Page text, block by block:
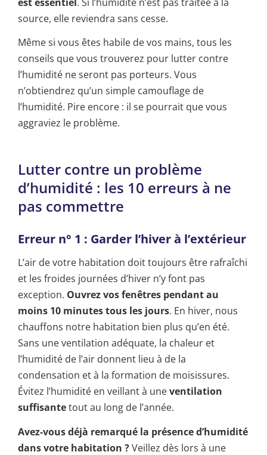
source, elle reviendra sans cesse.
Même si vous êtes habile de vos mains, tous les
conseils que vous trouverez pour lutter contre
l’humidité ne seront pas porteurs. Vous
n’obtiendrez qu’un simple camouflage de
l’humidité. Pire encore : il se pourrait que vous
aggraviez le problème.
Lutter contre un problème
d’humidité : les 10 erreurs à ne
pas commettre
Erreur n° 1 : Garder l’hiver à l’extérieur
L’air de votre habitation doit toujours être rafraîchi
et les froides journées d’hiver n’y font pas
exception. Ouvrez vos fenêtres pendant au
moins 10 minutes tous les jours. En hiver, nous
chauffons notre habitation bien plus qu’en été.
Sans une ventilation adéquate, la chaleur et
l’humidité de l’air donnent lieu à de la
condensation et à la formation de moisissures.
Évitez l’humidité en veillant à uneventilation
suffisantetout au long de l’année.
Avez-vous déjà remarqué la présence d’humidité
dans votre habitation ?Veillez dès lors à une